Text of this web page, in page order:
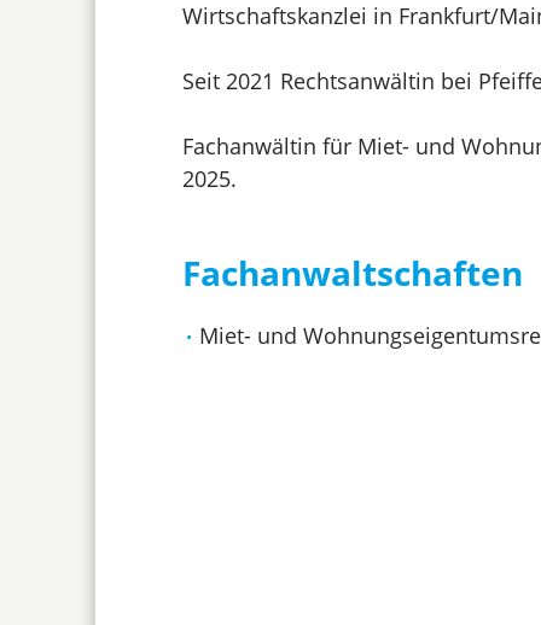
Wirtschaftskanzlei in Frankfurt/
Seit 2021 Rechtsanwältin bei
Fachanwältin für Miet- und
2025.
Fachanwaltschaften
Miet- und